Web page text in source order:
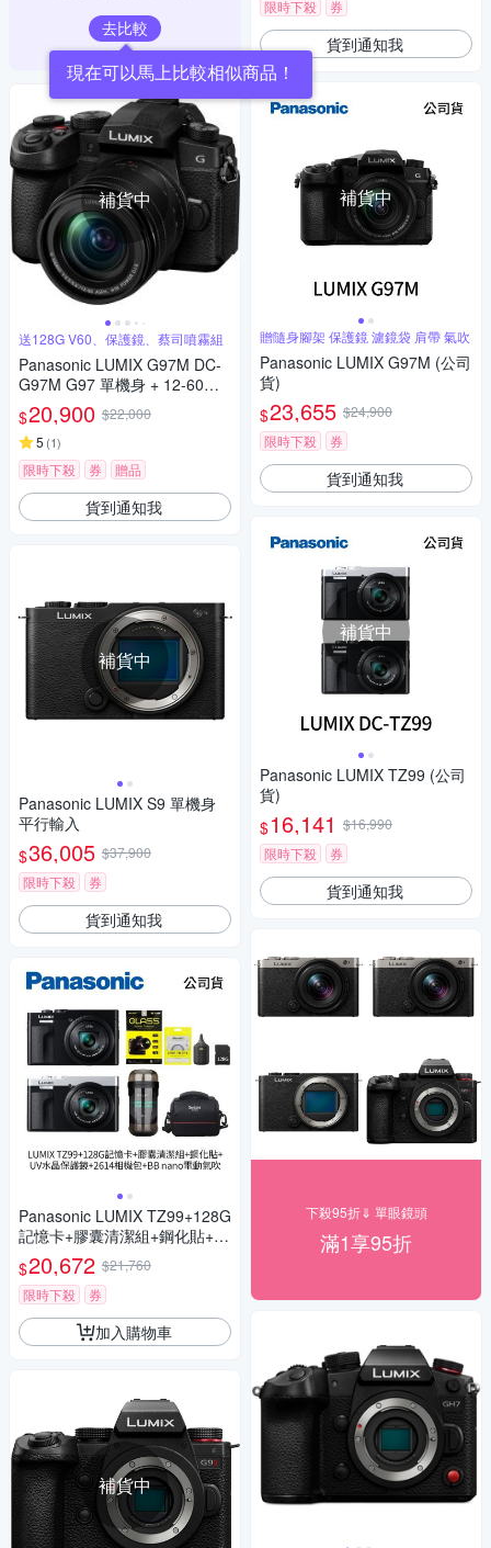
去比較
現在可以馬上比較相似商品！
補貨中
送128G V60、保護鏡、蔡司噴霧組
Panasonic LUMIX G97M DC-
G97M G97 單機身 + 12-60mm
變焦鏡組 公司貨
$20,900 $22,000
5 (1)
限時下殺 券 贈品
貨到通知我
補貨中
Panasonic LUMIX S9 單機身
平行輸入
$36,005 $37,900
限時下殺
券
貨到通知我
Panasonic LUMIX TZ99+128G
記憶卡+膠囊清潔組+鋼化貼+水
晶保護鏡+2614相機包+NITEC
ORE BB nano 迷你電動氣吹
(公司貨)
$20,672 $21,760
限時下殺
券
加入購物車
補貨中
限時下殺 券
貨到通知我
補貨中
贈隨身腳架 保護鏡 濾鏡袋 肩帶 氣吹
Panasonic LUMIX G97M (公司
貨)
$23,655 $24,900
限時下殺
券
貨到通知我
補貨中
Panasonic LUMIX TZ99 (公司
貨)
$16,141 $16,990
限時下殺
券
貨到通知我
下殺95折⇓ 單眼鏡頭
滿1享95折